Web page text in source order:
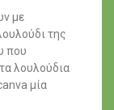
με
της
που
λουλούδια
μία